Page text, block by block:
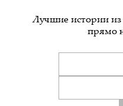
Лучшие истории из
прямо